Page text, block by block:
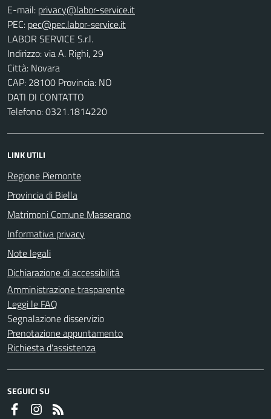
E-mail:
PEC:
LABOR SERVICE S.r.l.
Indirizzo: via A. Righi, 29
Città: Novara
CAP: 28100 Provincia: NO
DATI DI CONTATTO
Telefono: 0321.1814220
LINK UTILI
Regione Piemonte
Provincia di Biella
Matrimoni Comune Masserano
Informativa privacy
Note legali
Dichiarazione di accessibilità
Amministrazione trasparente
Leggi le FAQ
Segnalazione disservizio
Prenotazione appuntamento
Richiesta d'assistenza
SEGUICI SU